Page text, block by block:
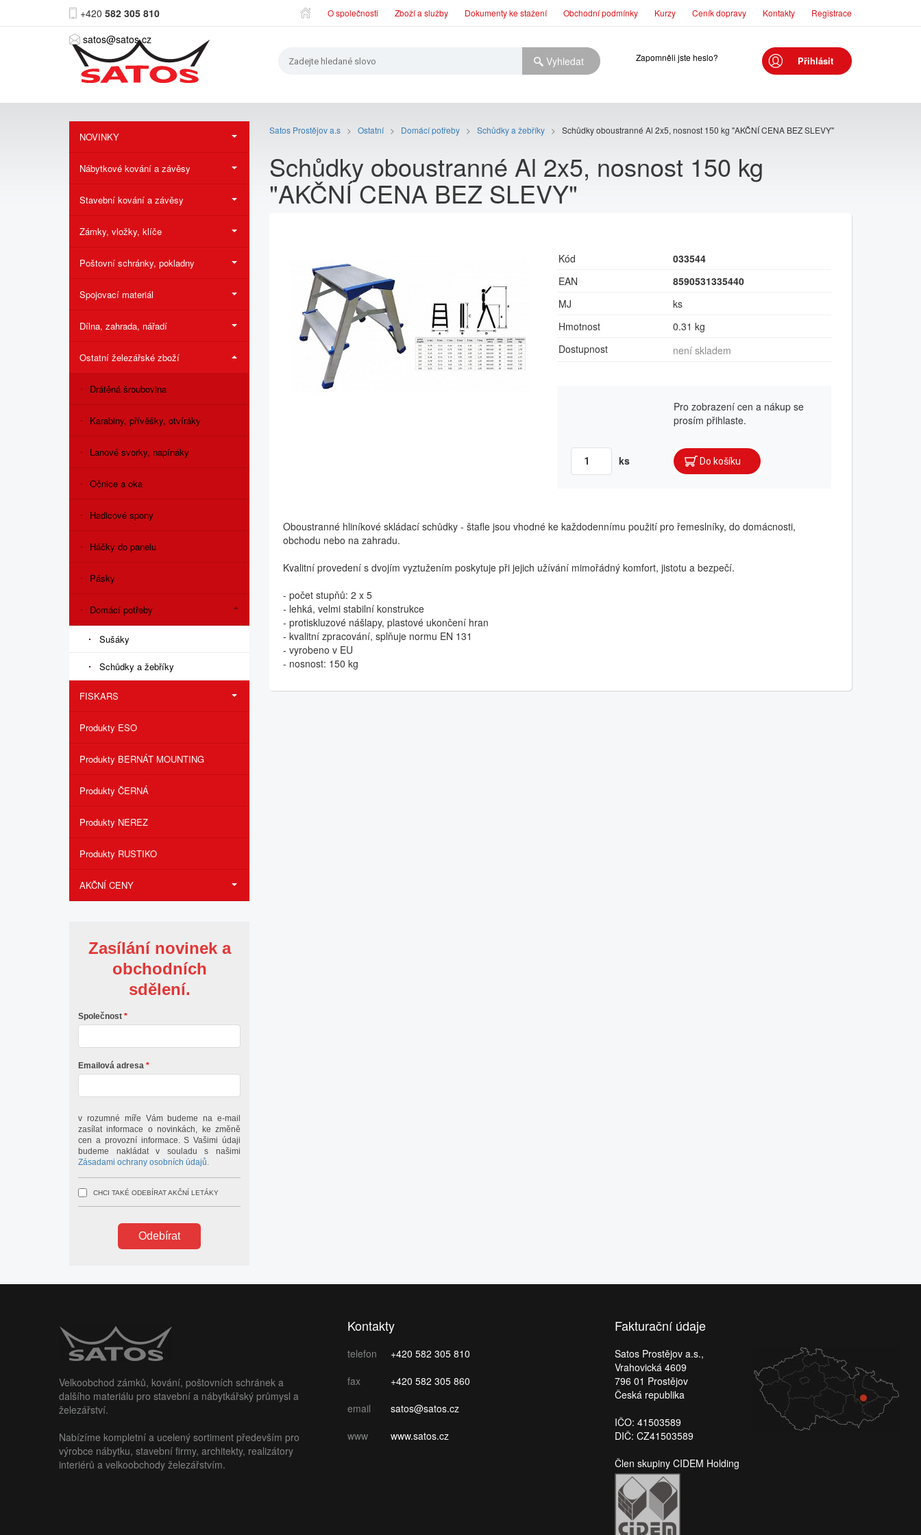
Přihlásit
+420 582 305 810
satos@satos.cz
O společnosti Zboží a služby Dokumenty ke stažení Obchodní podmínky Kurzy Ceník dopravy Kontakty Registrace
Zapomněli jste heslo?
NOVINKY
Nábytkové kování a závěsy
Stavební kování a závěsy
Zámky, vložky, klíče
Poštovní schránky, pokladny
Spojovací materiál
Dílna, zahrada, nářadí
Ostatní železářské zboží
Drátěná šroubovina
Karabiny, přívěšky, otvíráky
Lanové svorky, napínáky
Očnice a oka
Hadicové spony
Háčky do panelu
Pásky
Domácí potřeby
Sušáky
Schůdky a žebříky
FISKARS
Produkty ESO
Produkty BERNÁT MOUNTING
Produkty ČERNÁ
Produkty NEREZ
Produkty RUSTIKO
AKČNÍ CENY
Zasílání novinek a
obchodních
sdělení.
Společnost
Emailová adresa
v rozumné míře Vám budeme na e-mail
zasílat informace o novinkách, ke změně
cen a provozní informace. S Vašimi údaji
budeme nakládat v souladu s našimi
Zásadami ochrany osobních údajů.
CHCI TAKÉ ODEBÍRAT AKČNÍ LETÁKY
Odebírat
Satos Prostějov a.s > Ostatní > Domácí potřeby > Schůdky a žebříky > Schůdky oboustranné Al 2x5, nosnost 150 kg "AKČNÍ CENA BEZ SLEVY"
Schůdky oboustranné Al 2x5, nosnost 150 kg
"AKČNÍ CENA BEZ SLEVY"
Kód
033544
EAN
8590531335440
MJ
ks
Hmotnost
0.31 kg
Dostupnost
není skladem
Pro zobrazení cen a nákup se
prosím přihlaste.
ks
Oboustranné hliníkové skládací schůdky - štafle jsou vhodné ke každodennímu použití pro řemeslníky, do domácnosti,
obchodu nebo na zahradu.
Kvalitní provedení s dvojím vyztužením poskytuje při jejich užívání mimořádný komfort, jistotu a bezpečí.
- počet stupňů: 2 x 5
- lehká, velmi stabilní konstrukce
- protiskluzové nášlapy, plastové ukončení hran
- kvalitní zpracování, splňuje normu EN 131
- vyrobeno v EU
- nosnost: 150 kg
Velkoobchod zámků, kování, poštovních schránek a
dalšího materiálu pro stavební a nábytkářský průmysl a
železářství.
Nabízíme kompletní a ucelený sortiment především pro
výrobce nábytku, stavební firmy, architekty, realizátory
interiérů a velkoobchody železářstvím.
Kontakty
telefon
+420 582 305 810
fax
+420 582 305 860
email
satos@satos.cz
www
www.satos.cz
Fakturační údaje
Satos Prostějov a.s.,
Vrahovická 4609
796 01 Prostějov
Česká republika
IČO: 41503589
DIČ: CZ41503589
Člen skupiny CIDEM Holding